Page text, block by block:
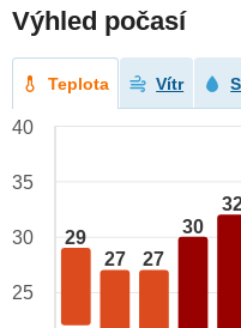
Výhled počasí
Teplota Vítr
29
27 27
30
40
35
30
25